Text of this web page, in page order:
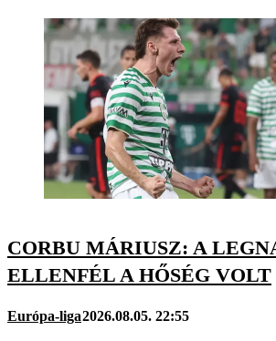
CORBU MÁRIUSZ: A
ELLENFÉL A HŐSÉG VOLT
Európa-liga2026.08.05. 22:55